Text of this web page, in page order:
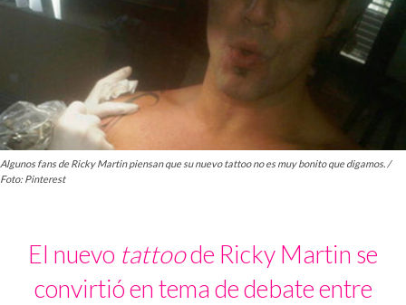
Algunos fans de Ricky Martin piensan que su nuevo tattoo no es muy bonito que digamos. /
Foto: Pinterest
El nuevo tattoode Ricky Martin se
convirtió en tema de debate entre